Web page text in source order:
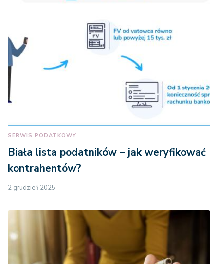
SERWIS PODATKOWY
Biała lista podatników – jak weryfikować
kontrahentów?
2 grudzień 2025